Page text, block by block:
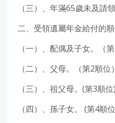
（三）、年滿65歲未及請
二、受領遺屬年金給付的順
（一）、配偶及子女。（第
（二）、父母。（第2順位）
（三）、祖父母。(第3順位)
（四）、孫子女。 (第4順